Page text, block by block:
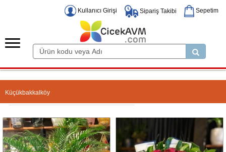
Kullanıcı Girişi Sipariş Takibi Sepetim
Küçükbakkalköy